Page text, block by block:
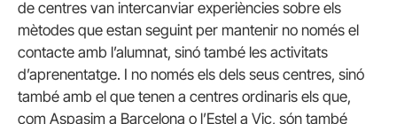
de centres van intercanviar experiències sobre els
mètodes que estan seguint per mantenir no només el
contacte amb l’alumnat, sinó també les activitats
d’aprenentatge. I no només els dels seus centres, sinó
també amb el que tenen a centres ordinaris els que,
com Aspasim a Barcelona o l’Estel a Vic, són també